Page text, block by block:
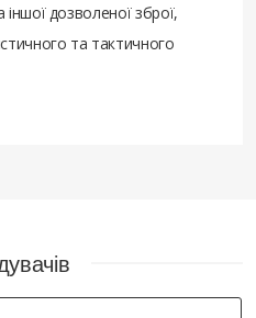
іншої дозволеної зброї,
та тактичного